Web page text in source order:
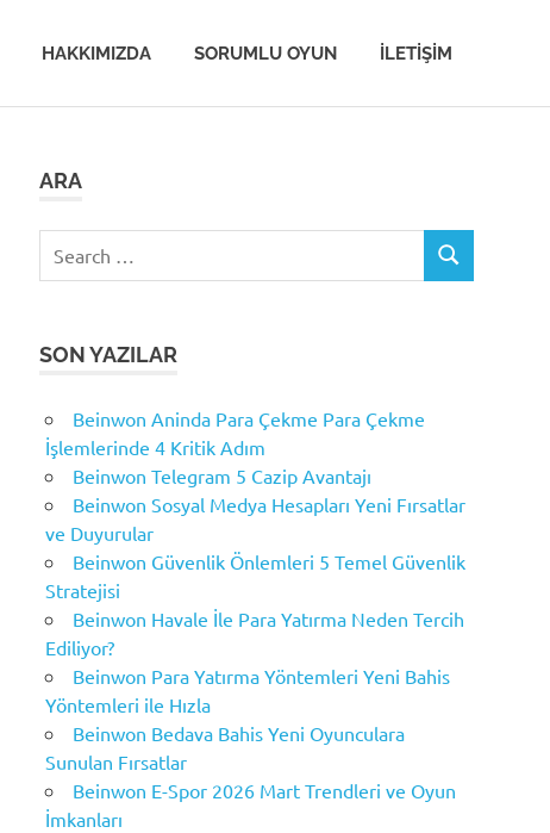
HAKKIMIZDA SORUMLU OYUN İLETIŞIM
ARA
SEARCH
SON YAZILAR
Beinwon Aninda Para Çekme Para Çekme
İşlemlerinde 4 Kritik Adım
Beinwon Telegram 5 Cazip Avantajı
Beinwon Sosyal Medya Hesapları Yeni Fırsatlar
ve Duyurular
Beinwon Güvenlik Önlemleri 5 Temel Güvenlik
Stratejisi
Beinwon Havale İle Para Yatırma Neden Tercih
Ediliyor?
Beinwon Para Yatırma Yöntemleri Yeni Bahis
Yöntemleri ile Hızla
Beinwon Bedava Bahis Yeni Oyunculara
Sunulan Fırsatlar
Beinwon E-Spor 2026 Mart Trendleri ve Oyun
İmkanları